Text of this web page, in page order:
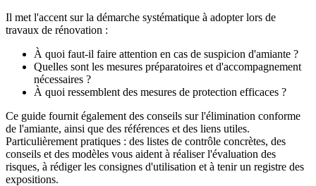
Il met l'accent sur la démarche systématique à adopter lors de
travaux de rénovation :
À quoi faut-il faire attention en cas de suspicion d'amiante ?
Quelles sont les mesures préparatoires et d'accompagnement
nécessaires ?
À quoi ressemblent des mesures de protection efficaces ?
Ce guide fournit également des conseils sur l'élimination conforme
de l'amiante, ainsi que des références et des liens utiles.
Particulièrement pratiques : des listes de contrôle concrètes, des
conseils et des modèles vous aident à réaliser l'évaluation des
risques, à rédiger les consignes d'utilisation et à tenir un registre des
expositions.